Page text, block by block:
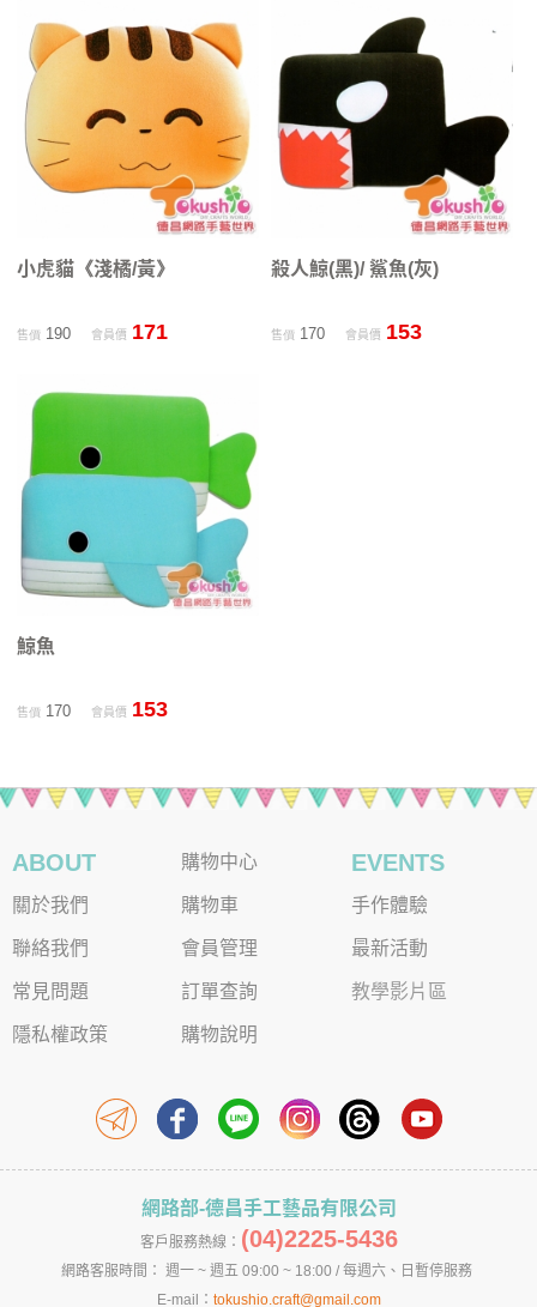
小虎貓《淺橘/黃》
售價190 會員價 171
殺人鯨(黑)/ 鯊魚(灰)
售價 170 會員價 153
鯨魚
售價170 會員價 153
ABOUT
關於我們
聯絡我們
常見問題
隱私權政策
購物中心
購物車
會員管理
訂單查詢
購物說明
EVENTS
手作體驗
最新活動
教學影片區
網路部-德昌手工藝品有限公司
客戶服務熱線： (04)2225-5436
網路客服時間： 週一 ~ 週五 09:00 ~ 18:00 / 每週六、日暫停服務
E-mail： tokushio.craft@gmail.com